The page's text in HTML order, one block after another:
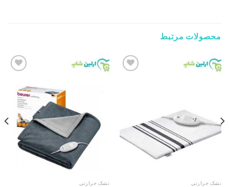
محصولات مرتبط
تشک حرارتی
Add to
wishlist
تشک حرارتی